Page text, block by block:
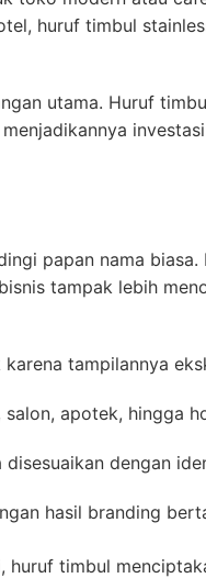
huruf timbul
utama. Huruf
papan nama biasa.
tampak lebih
tampilannya
apotek, hingga
dengan
hasil branding
huruf timbul